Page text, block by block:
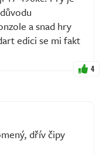
a snad hry
edici se mi fakt
4
dřív čipy